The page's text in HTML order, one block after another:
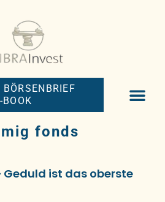
BOOK
mig fonds
Geduld ist das oberste